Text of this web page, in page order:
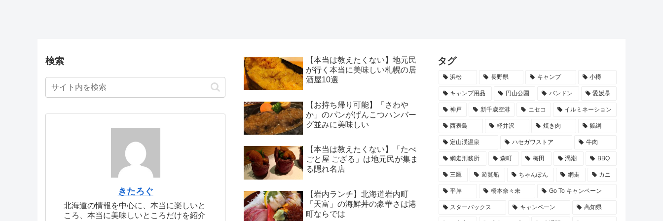
検索
きたろぐ
北海道の情報を中心に、本当に楽しいと
ころ、本当に美味しいところだけを紹介
【本当は教えたくない】地元民
が行く本当に美味しい札幌の居
酒屋10選
【お持ち帰り可能】「さわや
か」のパンがげんこつハンバー
グ並みに美味しい
【本当は教えたくない】「たべ
ごと屋 ござる」は地元民が集ま
る隠れ名店
【岩内ランチ】北海道岩内町
「天富」の海鮮丼の豪華さは港
町ならでは
タグ
浜松 長野県 キャンプ 小樽
キャンプ用品 円山公園 バンドン 愛媛県
神戸 新千歳空港 ニセコ イルミネーション
西表島 軽井沢 焼き肉 飯綱
定山渓温泉 ハセガワストア 牛肉
網走刑務所 森町 梅田 渦潮 BBQ
三鷹 遊覧船 ちゃんぽん 網走 カニ
平岸 橋本奈々未 Go To キャンペーン
スターバックス キャンペーン 高知県